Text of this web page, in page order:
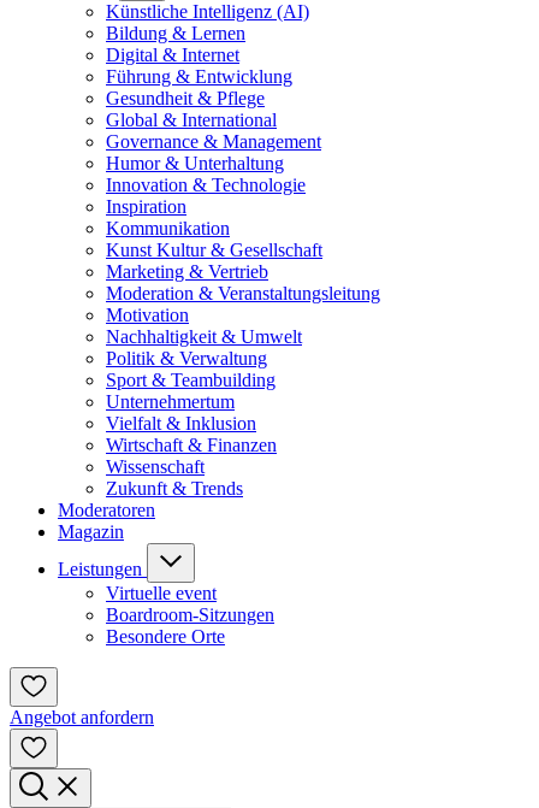
Künstliche Intelligenz (AI)
Bildung & Lernen
Digital & Internet
Führung & Entwicklung
Gesundheit & Pflege
Global & International
Governance & Management
Humor & Unterhaltung
Innovation & Technologie
Inspiration
Kommunikation
Kunst Kultur & Gesellschaft
Marketing & Vertrieb
Moderation & Veranstaltungsleitung
Motivation
Nachhaltigkeit & Umwelt
Politik & Verwaltung
Sport & Teambuilding
Unternehmertum
Vielfalt & Inklusion
Wirtschaft & Finanzen
Wissenschaft
Zukunft & Trends
Moderatoren
Magazin
Leistungen
Virtuelle event
Boardroom-Sitzungen
Besondere Orte
Angebot anfordern